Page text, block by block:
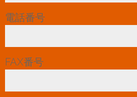
電話番号
FAX番号